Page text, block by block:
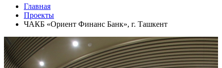
Главная
Проекты
ЧАКБ «Ориент Финанс Банк», г. Ташкент